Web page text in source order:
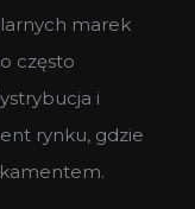
marek
często
i
rynku, gdzie